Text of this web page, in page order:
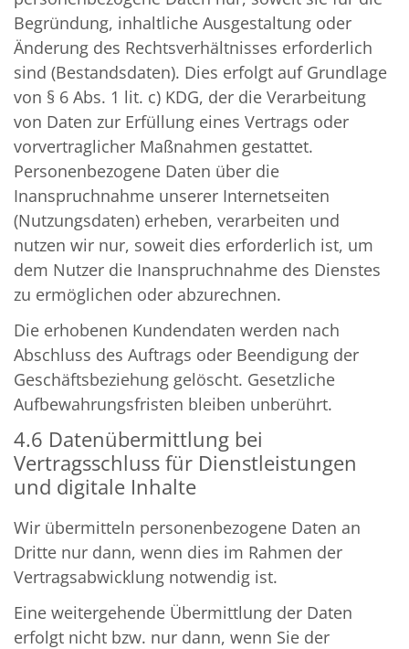
Begründung, inhaltliche Ausgestaltung oder
Änderung des Rechtsverhältnisses erforderlich
sind (Bestandsdaten). Dies erfolgt auf Grundlage
von § 6 Abs. 1 lit. c) KDG, der die Verarbeitung
von Daten zur Erfüllung eines Vertrags oder
vorvertraglicher Maßnahmen gestattet.
Personenbezogene Daten über die
Inanspruchnahme unserer Internetseiten
(Nutzungsdaten) erheben, verarbeiten und
nutzen wir nur, soweit dies erforderlich ist, um
dem Nutzer die Inanspruchnahme des Dienstes
zu ermöglichen oder abzurechnen.
Die erhobenen Kundendaten werden nach
Abschluss des Auftrags oder Beendigung der
Geschäftsbeziehung gelöscht. Gesetzliche
Aufbewahrungsfristen bleiben unberührt.
4.6 Datenübermittlung bei
Vertragsschluss für Dienstleistungen
und digitale Inhalte
Wir übermitteln personenbezogene Daten an
Dritte nur dann, wenn dies im Rahmen der
Vertragsabwicklung notwendig ist.
Eine weitergehende Übermittlung der Daten
erfolgt nicht bzw. nur dann, wenn Sie der